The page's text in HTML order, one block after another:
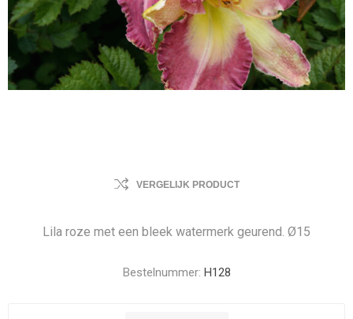
VERGELIJK PRODUCT
Lila roze met een bleek watermerk geurend. Ø15
Bestelnummer: H128